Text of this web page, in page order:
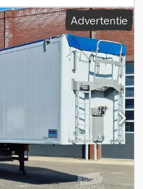
9.060 mm, Bouwjaar:2015,
= - Elektronisch
Luchtvering = Verdere
385/65R22.5 Merk assen:
Luchtvering Achteras 1:
Profiel links: 70%; Profiel
Aslast: 9.000 kg; Profiel
3: LM velgen; Max. Aslast:
60% Gewichten
kg Laadvermogen:
Kenteken: ON-
op met Bob Beukers voor
Advertentie